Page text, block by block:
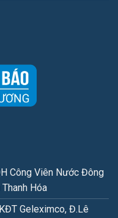
Công Viên Nước Đông
Hóa
Geleximco, Đ.Lê